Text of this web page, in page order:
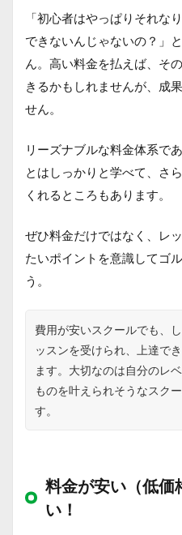
「初心者はやっぱりそれな
できないんじゃないの？」
ん。高い料金を払えば、そ
きるかもしれませんが、成
せん。
リーズナブルな料金体系で
とはしっかりと学べて、さ
くれるところもあります。
ぜひ料金だけではなく、レ
たいポイントを意識してゴ
う。
費用が安いスクールでも、
ッスンを受けられ、上達で
ます。大切なのは自分のレ
ものを叶えられそうなスク
す。
料金が安い（低価
い！